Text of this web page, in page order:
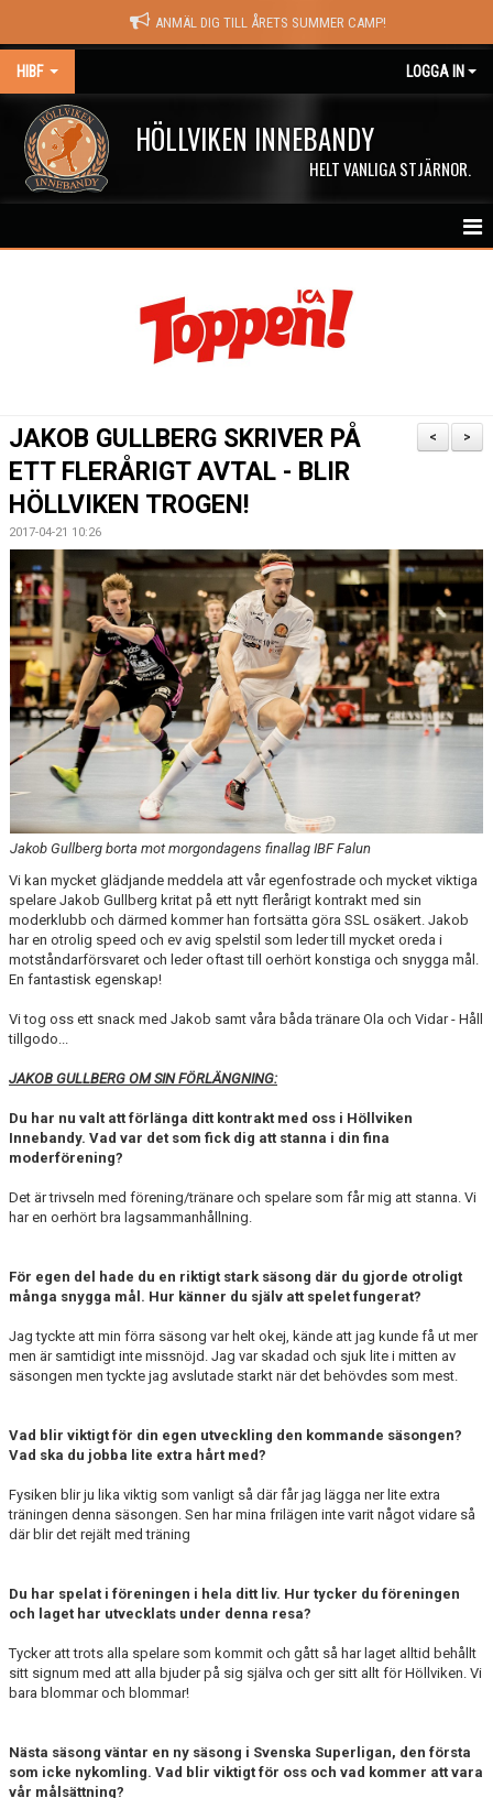
ANMÄL DIG TILL ÅRETS SUMMER CAMP!
HIBF LOGGA IN
HÖLLVIKEN INNEBANDY
HELT VANLIGA STJÄRNOR.
KALENDER
MEDLEMSKAP
OM FÖRENINGEN
KONTAKT
>
<
JAKOB GULLBERG SKRIVER PÅ
ETT FLERÅRIGT AVTAL - BLIR
HÖLLVIKEN TROGEN!
2017-04-21 10:26
Jakob Gullberg borta mot morgondagens finallag IBF Falun
Vi kan mycket glädjande meddela att vår egenfostrade och mycket viktiga
spelare Jakob Gullberg kritat på ett nytt flerårigt kontrakt med sin
moderklubb och därmed kommer han fortsätta göra SSL osäkert. Jakob
har en otrolig speed och ev avig spelstil som leder till mycket oreda i
motståndarförsvaret och leder oftast till oerhört konstiga och snygga mål.
En fantastisk egenskap!
Vi tog oss ett snack med Jakob samt våra båda tränare Ola och Vidar - Håll
tillgodo...
JAKOB GULLBERG OM SIN FÖRLÄNGNING:
Du har nu valt att förlänga ditt kontrakt med oss i Höllviken
Innebandy. Vad var det som fick dig att stanna i din fina
moderförening?
Det är trivseln med förening/tränare och spelare som får mig att stanna. Vi
har en oerhört bra lagsammanhållning.
För egen del hade du en riktigt stark säsong där du gjorde otroligt
många snygga mål. Hur känner du själv att spelet fungerat?
Jag tyckte att min förra säsong var helt okej, kände att jag kunde få ut mer
men är samtidigt inte missnöjd. Jag var skadad och sjuk lite i mitten av
säsongen men tyckte jag avslutade starkt när det behövdes som mest.
Vad blir viktigt för din egen utveckling den kommande säsongen?
Vad ska du jobba lite extra hårt med?
Fysiken blir ju lika viktig som vanligt så där får jag lägga ner lite extra
träningen denna säsongen. Sen har mina frilägen inte varit något vidare så
där blir det rejält med träning
Du har spelat i föreningen i hela ditt liv. Hur tycker du föreningen
och laget har utvecklats under denna resa?
Tycker att trots alla spelare som kommit och gått så har laget alltid behållt
sitt signum med att alla bjuder på sig själva och ger sitt allt för Höllviken. Vi
bara blommar och blommar!
Nästa säsong väntar en ny säsong i Svenska Superligan, den första
som icke nykomling. Vad blir viktigt för oss och vad kommer att vara
vår målsättning?